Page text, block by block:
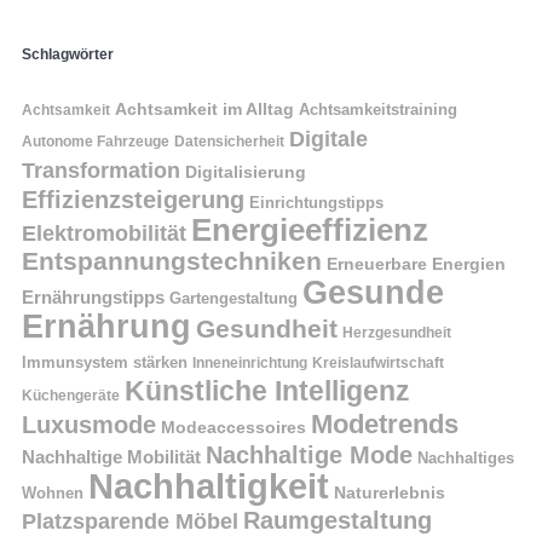
Schlagwörter
Achtsamkeit Achtsamkeit im Alltag Achtsamkeitstraining
Autonome Fahrzeuge Datensicherheit Digitale
Transformation Digitalisierung
Effizienzsteigerung Einrichtungstipps
Elektromobilität Energieeffizienz
Entspannungstechniken Erneuerbare Energien
Ernährungstipps Gartengestaltung Gesunde
Ernährung Gesundheit Herzgesundheit
Immunsystem stärken Inneneinrichtung Kreislaufwirtschaft
Küchengeräte Künstliche Intelligenz
Luxusmode Modeaccessoires Modetrends
Nachhaltige Mobilität Nachhaltige Mode Nachhaltiges
Wohnen Nachhaltigkeit Naturerlebnis
Platzsparende Möbel Raumgestaltung